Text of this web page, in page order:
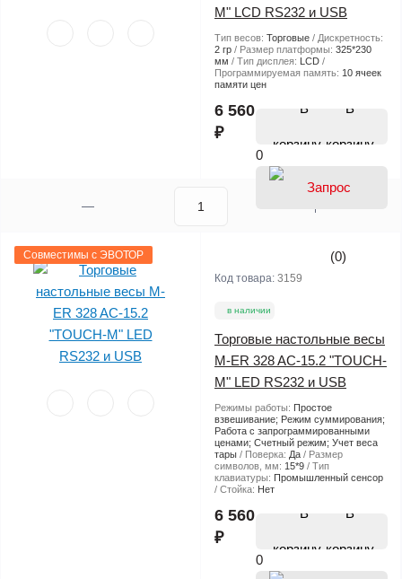
M" LCD RS232 и USB
Тип весов: Торговые
Дискретность:
2 гр
Размер платформы: 325*230
мм
Тип дисплея:
LCD
Программируемая память: 10 ячеек
памяти цен
6 560
₽
В
корзину
0
Совместимы с ЭВОТОР (0)
Код товара: 3159
в наличии
Торговые настольные весы
M-ER 328 AC-15.2 "TOUCH-
M" LED RS232 и USB
Режимы работы: Простое
взвешивание; Режим суммирования;
Работа с запрограммированными
ценами; Счетный режим; Учет веса
тары
Поверка: Да
Размер
символов, мм: 15*9
Тип
клавиатуры: Промышленный сенсор
Стойка: Нет
6 560
₽
В
корзину
0